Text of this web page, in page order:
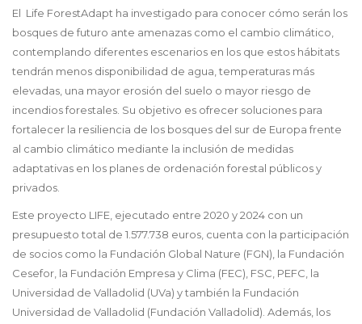
El Life ForestAdapt ha investigado para conocer cómo serán los
bosques de futuro ante amenazas como el cambio climático,
contemplando diferentes escenarios en los que estos hábitats
tendrán menos disponibilidad de agua, temperaturas más
elevadas, una mayor erosión del suelo o mayor riesgo de
incendios forestales. Su objetivo es ofrecer soluciones para
fortalecer la resiliencia de los bosques del sur de Europa frente
al cambio climático mediante la inclusión de medidas
adaptativas en los planes de ordenación forestal públicos y
privados.
Este proyecto LIFE, ejecutado entre 2020 y 2024 con un
presupuesto total de 1.577.738 euros, cuenta con la participación
de socios como la Fundación Global Nature (FGN), la Fundación
Cesefor, la Fundación Empresa y Clima (FEC), FSC, PEFC, la
Universidad de Valladolid (UVa) y también la Fundación
Universidad de Valladolid (Fundación Valladolid). Además, los